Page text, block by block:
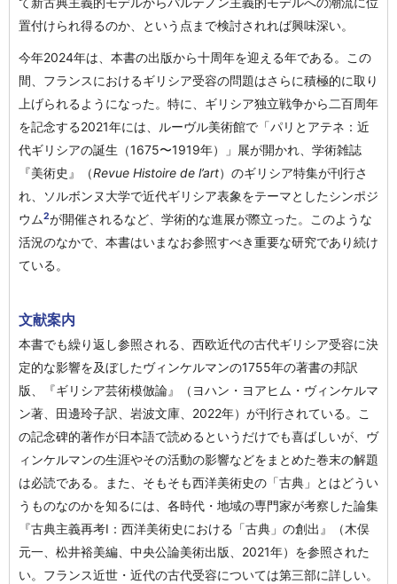
置付けられ得るのか、という点まで検討されれば興味深い。
今年2024年は、本書の出版から十周年を迎える年である。この
間、フランスにおけるギリシア受容の問題はさらに積極的に取り
上げられるようになった。特に、ギリシア独立戦争から二百周年
を記念する2021年には、ルーヴル美術館で「パリとアテネ：近
代ギリシアの誕生（1675〜1919年）」展が開かれ、学術雑誌
『美術史』（Revue Histoire de l’art）のギリシア特集が刊行さ
れ、ソルボンヌ大学で近代ギリシア表象をテーマとしたシンポジ
ウム2が開催されるなど、学術的な進展が際立った。このような
活況のなかで、本書はいまなお参照すべき重要な研究であり続け
ている。
文献案内
本書でも繰り返し参照される、西欧近代の古代ギリシア受容に決
定的な影響を及ぼしたヴィンケルマンの1755年の著書の邦訳
版、『ギリシア芸術模倣論』（ヨハン・ヨアヒム・ヴィンケルマ
ン著、田邊玲子訳、岩波文庫、2022年）が刊行されている。こ
の記念碑的著作が日本語で読めるというだけでも喜ばしいが、ヴ
ィンケルマンの生涯やその活動の影響などをまとめた巻末の解題
は必読である。また、そもそも西洋美術史の「古典」とはどうい
うものなのかを知るには、各時代・地域の専門家が考察した論集
『古典主義再考I：西洋美術史における「古典」の創出』（木俣
元一、松井裕美編、中央公論美術出版、2021年）を参照された
い。フランス近世・近代の古代受容については第三部に詳しい。